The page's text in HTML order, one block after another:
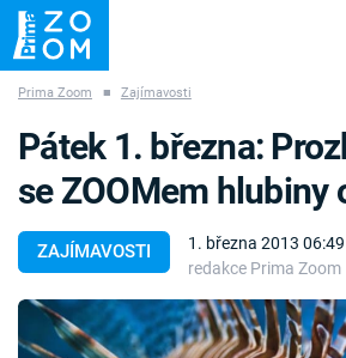
ZÁHADY VETŘELCI DÁVNOVĚKU
Témata
Prima Zoom ■ Zajímavosti
ZAJÍMAVOSTI
1. března 2013 06:49
redakce Prima Zoom
Pátek 1. března:
se ZOOMem hlubiny